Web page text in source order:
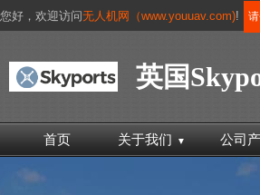
您好， 欢迎访问无人机网（www.youuav.com)!
英国
首页 关于我们 ▼ 公司